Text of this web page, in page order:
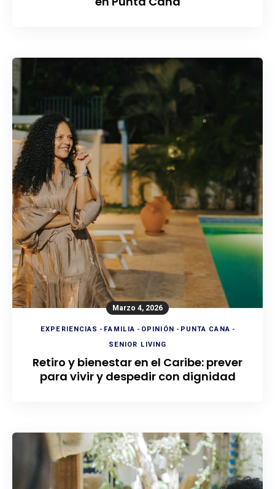
Marzo 4, 2026
EXPERIENCIAS - FAMILIA - OPINIÓN - PUNTA CANA -
SENIOR LIVING
Retiro y bienestar en el Caribe: prever
para vivir y despedir con dignidad